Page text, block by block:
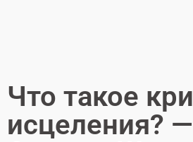
Что такое
исцеления? —